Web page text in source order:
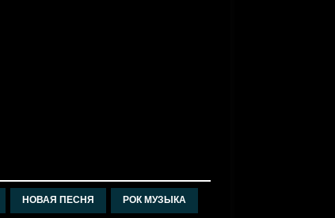
НОВАЯ ПЕСНЯ
РОК МУЗЫКА